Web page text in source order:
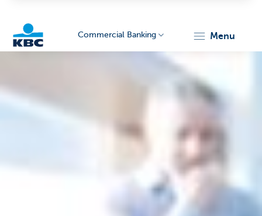
Commercial Banking menu